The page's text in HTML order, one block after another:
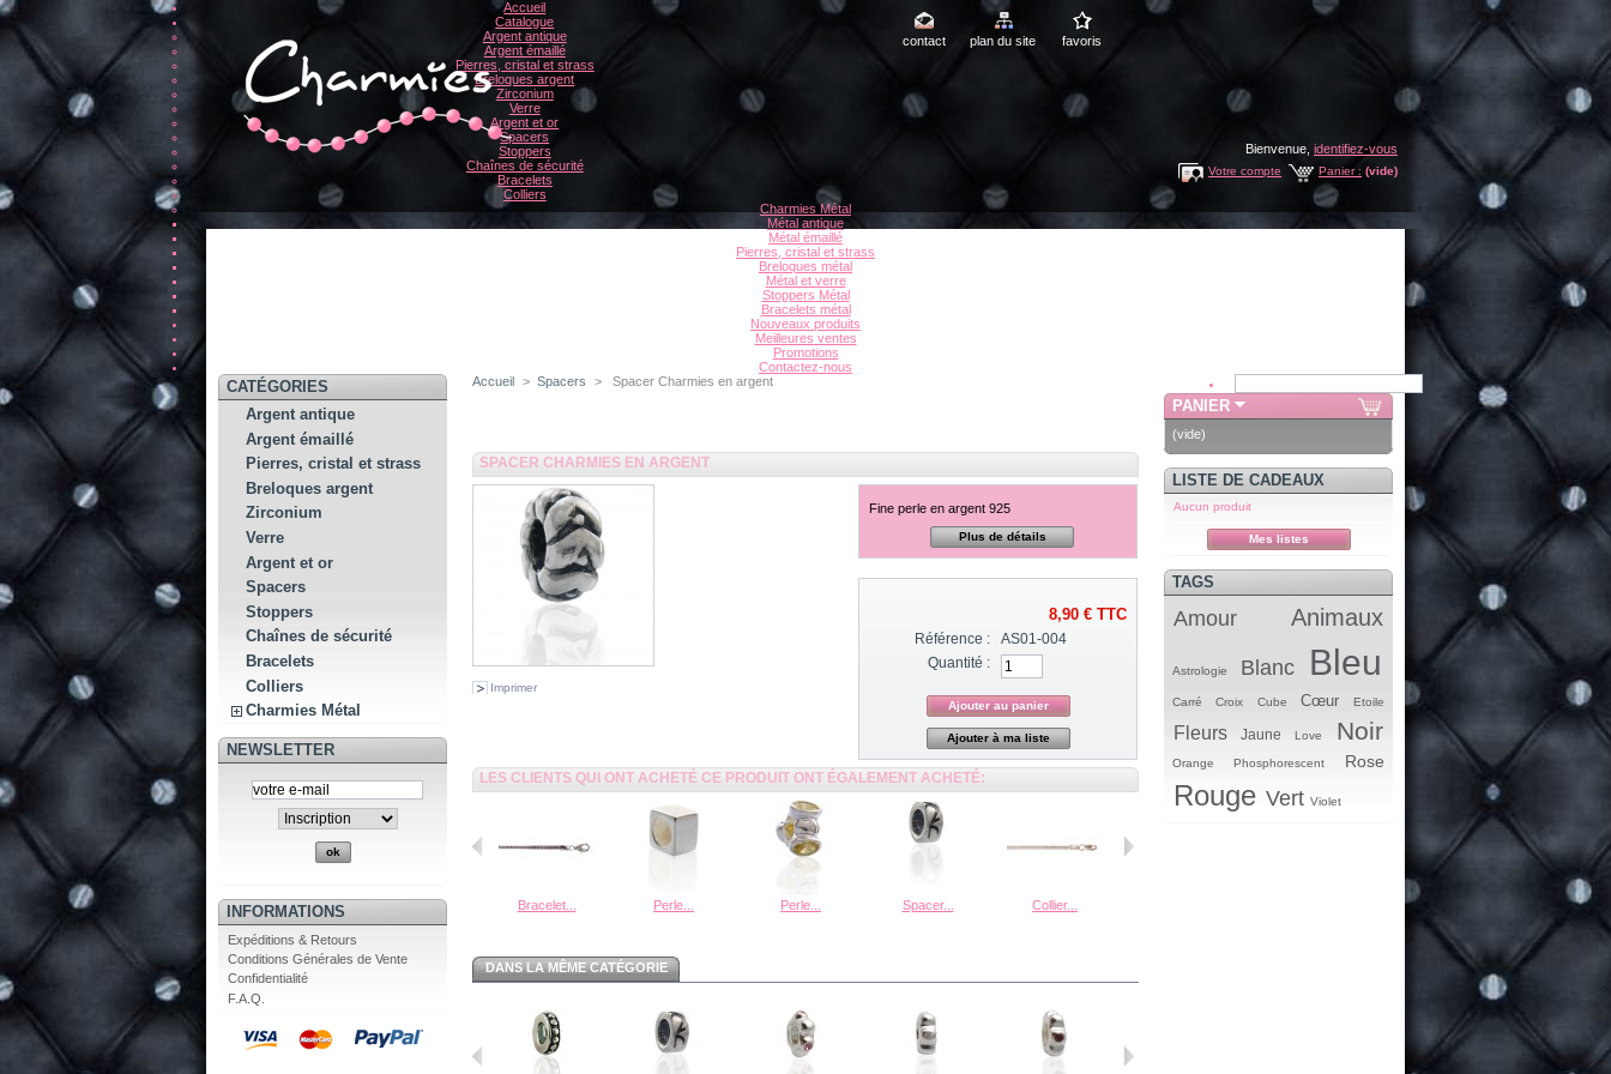
contact plan du site favoris
Bienvenue, identifiez-vous
Panier : (vide)
Votre compte
Accueil
Catalogue
Argent antique
Argent émaillé
Pierres, cristal et strass
Breloques argent
Zirconium
Verre
Argent et or
Spacers
Stoppers
Chaînes de sécurité
Bracelets
Colliers
Charmies Métal
Métal antique
Métal émaillé
Pierres, cristal et strass
Breloques métal
Métal et verre
Stoppers Métal
Bracelets métal
Nouveaux produits
Meilleures ventes
Promotions
Contactez-nous
CATÉGORIES
Argent antique
Argent émaillé
Pierres, cristal et strass
Breloques argent
Zirconium
Verre
Argent et or
Spacers
Stoppers
Chaînes de sécurité
Bracelets
Colliers
Charmies Métal
NEWSLETTER
INFORMATIONS
Expéditions & Retours
Conditions Générales de Vente
Confidentialité
F.A.Q.
Accueil > Spacers > Spacer Charmies en argent
SPACER CHARMIES EN ARGENT
Imprimer
Fine perle en argent 925
Plus de détails
8,90 €TTC
Référence :
AS01-004
Quantité :
Ajouter à ma liste
LES CLIENTS QUI ONT ACHETÉ CE PRODUIT ONT ÉGALEMENT ACHETÉ:
Bracelet... Perle... Perle... Spacer... Collier... Spacer... Perle...
DANS LA MÊME CATÉGORIE
PANIER
(vide)
LISTE DE CADEAUX
Aucun produit
Mes listes
TAGS
Amour Animaux
Astrologie Blanc Bleu
Carré Croix Cube Cœur Etoile
Fleurs Jaune Love Noir
Orange Phosphorescent Rose
Rouge Vert Violet